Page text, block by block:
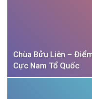
Chùa Bửu Liên –
Cực Nam Tổ Quốc